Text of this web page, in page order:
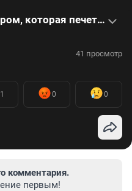
Видеоинтервью с кондитером, которая печет парящие торты
41 просмотр
1 0 0
комментария.
первым!